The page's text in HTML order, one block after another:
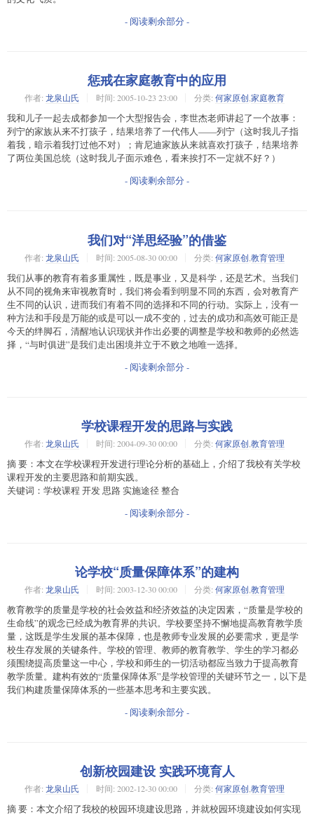
- 阅读剩余部分 -
惩戒在家庭教育中的应用
作者: 龙泉山氏 时间: 2005-10-23 23:00 分类: 何家原创,家庭教育
我和儿子一起去成都参加一个大型报告会，李世杰老师讲起了一个故事：
列宁的家族从来不打孩子，结果培养了一代伟人——列宁（这时我儿子指
着我，暗示着我打过他不对）；肯尼迪家族从来就喜欢打孩子，结果培养
了两位美国总统（这时我儿子面示难色，看来挨打不一定就不好？）
- 阅读剩余部分 -
我们对“洋思经验”的借鉴
作者: 龙泉山氏 时间: 2005-08-30 00:00 分类: 何家原创 教育管理
我们从事的教育有着多重属性，既是事业，又是科学，还是艺术。当我们
从不同的视角来审视教育时，我们将会看到明显不同的东西，会对教育产
生不同的认识，进而我们有着不同的选择和不同的行动。实际上，没有一
种方法和手段是万能的或是可以一成不变的，过去的成功和高效可能正是
今天的绊脚石，清醒地认识现状并作出必要的调整是学校和教师的必然选
择，“与时俱进”是我们走出困境并立于不败之地唯一选择。
- 阅读剩余部分 -
学校课程开发的思路与实践
作者: 龙泉山氏 时间: 2004-09-30 00:00 分类: 何家原创 教育管理
摘 要：本文在学校课程开发进行理论分析的基础上，介绍了我校有关学校
课程开发的主要思路和前期实践。
关键词：学校课程 开发 思路 实施途径 整合
- 阅读剩余部分 -
论学校“质量保障体系”的建构
作者: 龙泉山氏 时间: 2003-12-30 00:00 分类: 何家原创 教育管理
教育教学的质量是学校的社会效益和经济效益的决定因素，“质量是学校的
生命线”的观念已经成为教育界的共识。学校要坚持不懈地提高教育教学质
量，这既是学生发展的基本保障，也是教师专业发展的必要需求，更是学
校生存发展的关键条件。学校的管理、教师的教育教学、学生的学习都必
须围绕提高质量这一中心，学校和师生的一切活动都应当致力于提高教育
教学质量。建构有效的“质量保障体系”是学校管理的关键环节之一，以下是
我们构建质量保障体系的一些基本思考和主要实践。
- 阅读剩余部分 -
创新校园建设 实践环境育人
作者: 龙泉山氏 时间: 2002-12-30 00:00 分类: 何家原创 教育管理
摘 要：本文介绍了我校的校园环境建设思路，并就校园环境建设如何实现